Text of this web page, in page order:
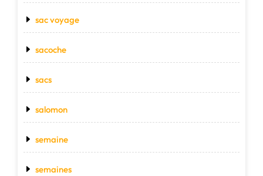
sac voyage
sacoche
sacs
salomon
semaine
semaines